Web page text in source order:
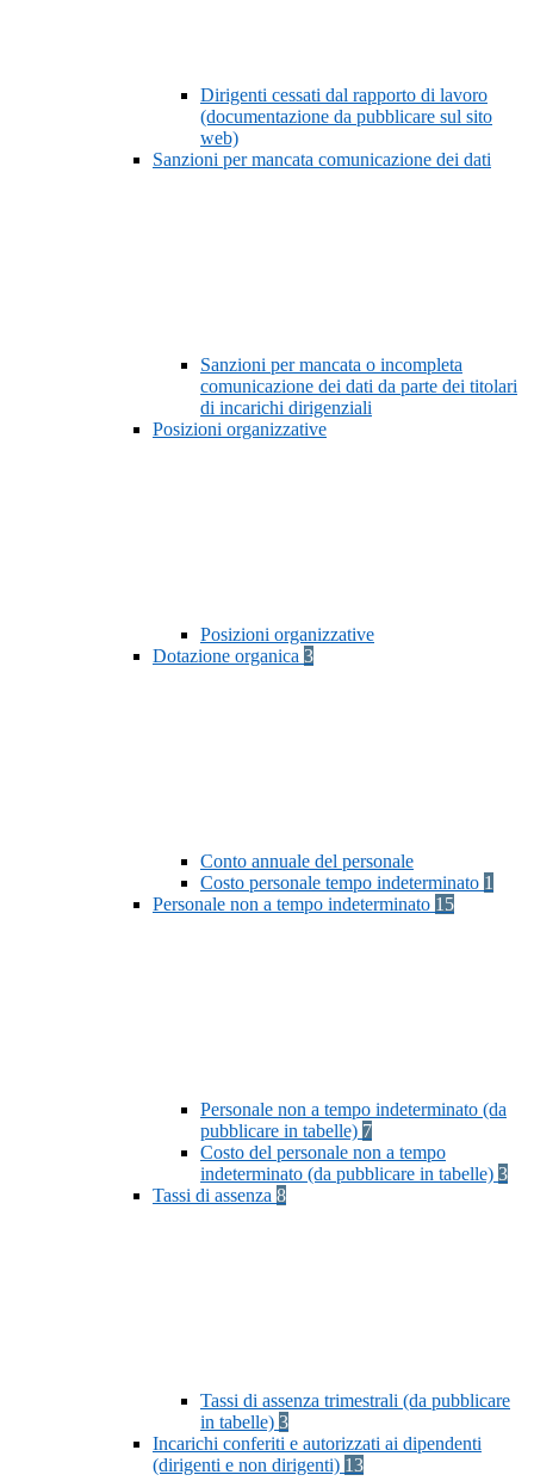
Dirigenti cessati dal rapporto di lavoro
(documentazione da pubblicare sul sito
web)
Sanzioni per mancata comunicazione dei dati
Sanzioni per mancata o incompleta
comunicazione dei dati da parte dei titolari
di incarichi dirigenziali
Posizioni organizzative
Posizioni organizzative
Dotazione organica 3
Conto annuale del personale
Costo personale tempo indeterminato 1
Personale non a tempo indeterminato 15
Personale non a tempo indeterminato (da
pubblicare in tabelle) 7
Costo del personale non a tempo
indeterminato (da pubblicare in tabelle) 3
Tassi di assenza 8
Tassi di assenza trimestrali (da pubblicare
in tabelle) 3
Incarichi conferiti e autorizzati ai dipendenti
(dirigenti e non dirigenti) 13